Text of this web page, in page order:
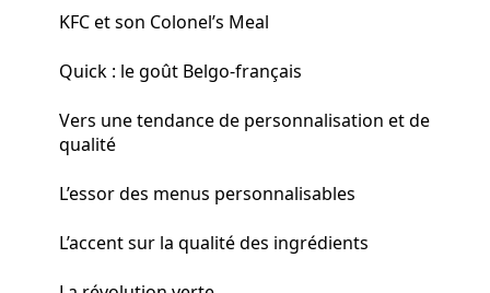
KFC et son Colonel’s Meal
Quick : le goût Belgo-français
Vers une tendance de personnalisation et de
qualité
L’essor des menus personnalisables
L’accent sur la qualité des ingrédients